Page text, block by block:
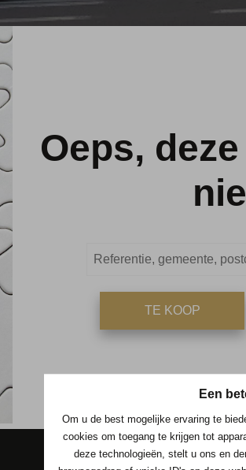
Een
Om u de best mogelijke ervaring te
cookies om toegang te krijgen tot
deze technologieën, stelt u ons en
Oeps,
TE KOOP